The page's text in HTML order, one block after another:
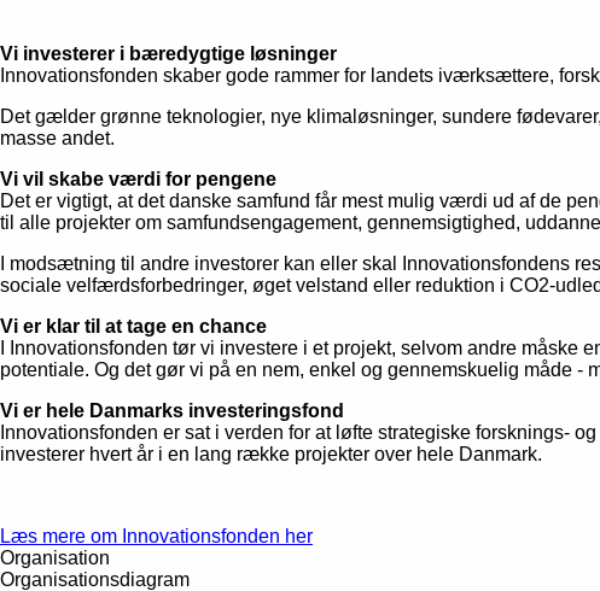
Vi investerer i bæredygtige løsninger
Innovationsfonden skaber gode rammer for landets iværksættere,
Det gælder grønne teknologier, nye klimaløsninger, sundere
masse andet.
Vi vil skabe værdi for pengene
Det er vigtigt, at det danske samfund får mest mulig værdi ud af de
til alle projekter om samfundsengagement, gennemsigtighed,
I modsætning til andre investorer kan eller skal Innovationsfondens
sociale velfærdsforbedringer, øget velstand eller reduktion i CO2-
Vi er klar til at tage en chance
I Innovationsfonden tør vi investere i et projekt, selvom andre
potentiale. Og det gør vi på en nem, enkel og gennemskuelig måde -
Vi er hele Danmarks investeringsfond
Innovationsfonden er sat i verden for at løfte strategiske forsknings-
investerer hvert år i en lang række projekter over hele Danmark.
Læs mere om Innovationsfonden her
Organisation
Organisationsdiagram